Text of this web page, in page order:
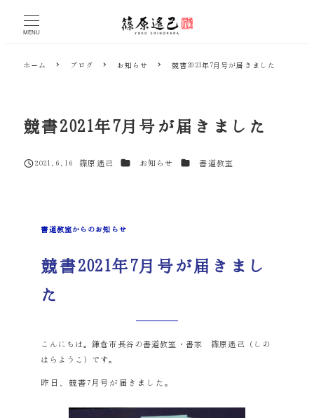
MENU
ホーム ブログ お知らせ 競書2021年7月号が届きました
競書2021年7月号が届きました
投稿日
2021.6.16
篠原遙己 カテゴリー
お知らせ カテゴリー
書道教室
書道教室からのお知らせ
競書2021年7月号が届きまし
た
こんにちは。鎌倉市長谷の書道教室・書家 篠原遙己（しの
はらようこ）です。
昨日、競書7月号が届きました。